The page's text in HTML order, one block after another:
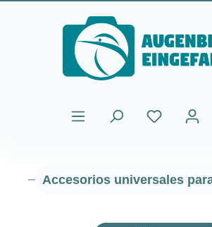
Saltar al contenido principal
Accesorios universales